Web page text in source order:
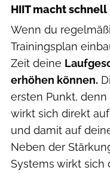
HIIT macht schnell
Wenn du
Trainingsplan
Zeit deine
erhöhen können.
ersten Punkt, denn
wirkt sich direkt
und damit auf
Neben der
Systems wirkt sich